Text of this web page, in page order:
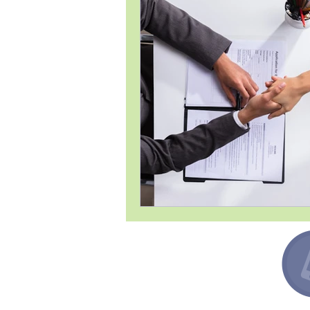
Estrategia Comercial
Gestión de Proyectos / Project
Liderazgo Compras
Satisfacción al Cliente